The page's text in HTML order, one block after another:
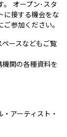
。 オープン･スタ
に接する機会をな
参加ください。
ースなどもご覧
関の各種資料を
アーティスト・